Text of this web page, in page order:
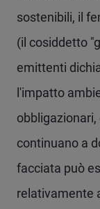
sostenibili, il
(il cosiddetto
emittenti
l'impatto
continuano a
facciata può
relativamente